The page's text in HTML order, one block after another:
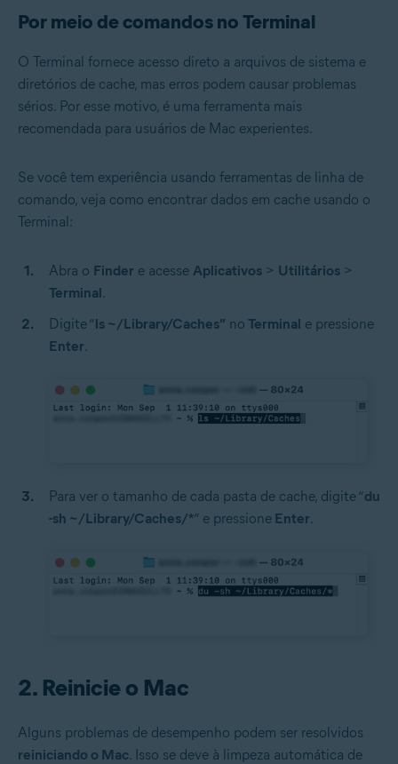
Por meio de comandos no Terminal
O Terminal fornece acesso direto a arquivos de sistema e
diretórios de cache, mas erros podem causar problemas
sérios. Por esse motivo, é uma ferramenta mais
recomendada para usuários de Mac experientes.
Se você tem experiência usando ferramentas de linha de
comando, veja como encontrar dados em cache usando o
Terminal:
Abra o Finder e acesse Aplicativos > Utilitários >
Terminal.
Digite “ls ~/Library/Caches” no Terminal e pressione
Enter.
Para ver o tamanho de cada pasta de cache, digite “du
-sh ~/Library/Caches/*” e pressione Enter.
2. Reinicie o Mac
Alguns problemas de desempenho podem ser resolvidos
reiniciando o Mac. Isso se deve à limpeza automática de